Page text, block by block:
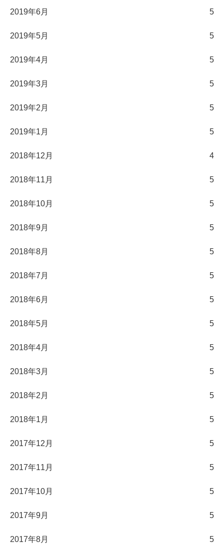
2019年6月 5
2019年5月 5
2019年4月 5
2019年3月 5
2019年2月 5
2019年1月 5
2018年12月 4
2018年11月 5
2018年10月 5
2018年9月 5
2018年8月 5
2018年7月 5
2018年6月 5
2018年5月 5
2018年4月 5
2018年3月 5
2018年2月 5
2018年1月 5
2017年12月 5
2017年11月 5
2017年10月 5
2017年9月 5
2017年8月 5